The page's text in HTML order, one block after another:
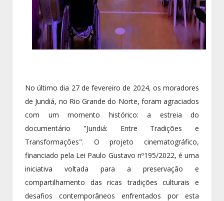
No último dia 27 de fevereiro de 2024, os moradores
de Jundiá, no Rio Grande do Norte, foram agraciados
com um momento histórico: a estreia do
documentário "Jundiá: Entre Tradições e
Transformações". O projeto cinematográfico,
financiado pela Lei Paulo Gustavo nº195/2022, é uma
iniciativa voltada para a preservação e
compartilhamento das ricas tradições culturais e
desafios contemporâneos enfrentados por esta